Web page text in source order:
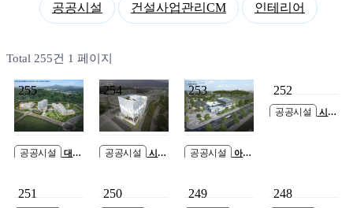
공공시설 건설사업관리CM 인테리어
Total 255건 1 페이지
255
공공시설
대구
산센터 GMP 스마
254
공공시설
시흥
253
공공시설
252
공공시설
시흥
251 250 249 248